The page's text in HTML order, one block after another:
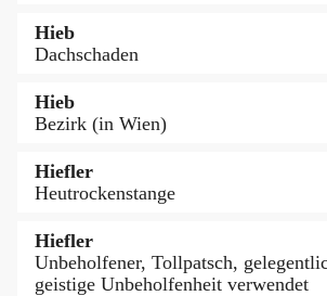
Hieb
Dachschaden
Hieb
Bezirk (in Wien)
Hiefler
Heutrockenstange
Hiefler
Unbeholfener, Tollpatsch,
geistige Unbeholfenheit verwendet